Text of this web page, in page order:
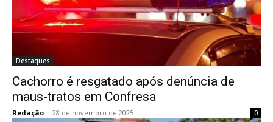
Destaques
Cachorro é resgatado após denúncia de
maus-tratos em Confresa
Redação - 28 de novembro de 2025 0